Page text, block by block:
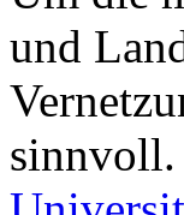
und
sinnvoll.